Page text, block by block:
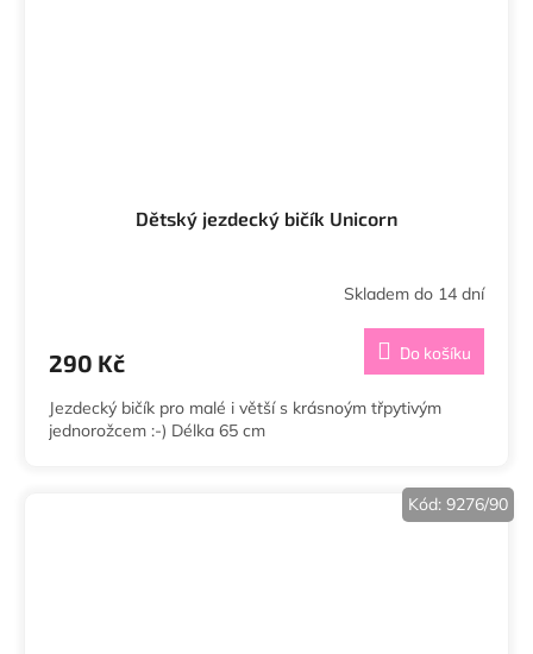
Dětský jezdecký bičík Unicorn
Skladem do 14 dní
290 Kč Do košíku
Jezdecký bičík pro malé i větší s krásnoým třpytivým
jednorožcem :-) Délka 65 cm
Kód: 9276/90